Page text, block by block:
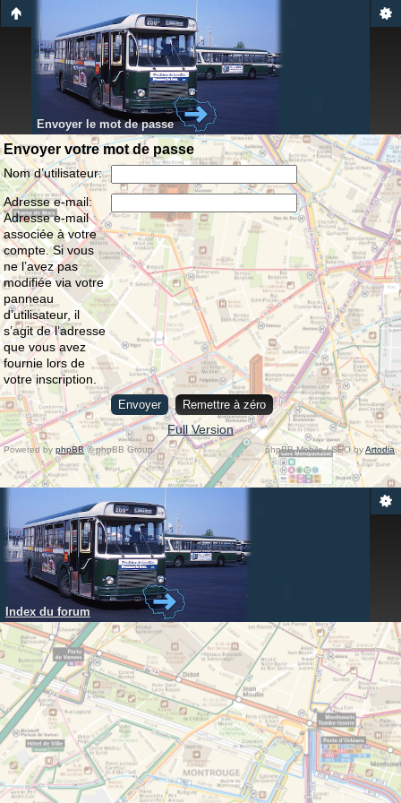
Envoyer le mot de passe
Envoyer votre mot de passe
Nom d’utilisateur:
Adresse e-mail:
Adresse e-mail
associée à votre
compte. Si vous
ne l’avez pas
modifiée via votre
panneau
d’utilisateur, il
s’agit de l’adresse
que vous avez
fournie lors de
votre inscription.
Full Version
Powered by phpBB© phpBB Group. phpBB Mobile / SEO byArtodia.
Index du forum